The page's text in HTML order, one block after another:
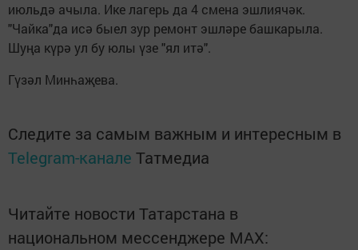
июльдә ачыла. Ике лагерь да 4 смена эшлиячәк.
"Чайка"да исә быел зур ремонт эшләре башкарыла.
Шуңа күрә ул бу юлы үзе "ял итә".
Гүзәл Минһаҗева.
Следите за самым важным и интересным в
Telegram-канале Татмедиа
Читайте новости Татарстана в
национальном мессенджере MАХ: